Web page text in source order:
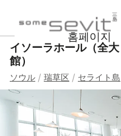
홈페이지
イソーラホール（全大
館）
ソウル / 瑞草区 / セライト島